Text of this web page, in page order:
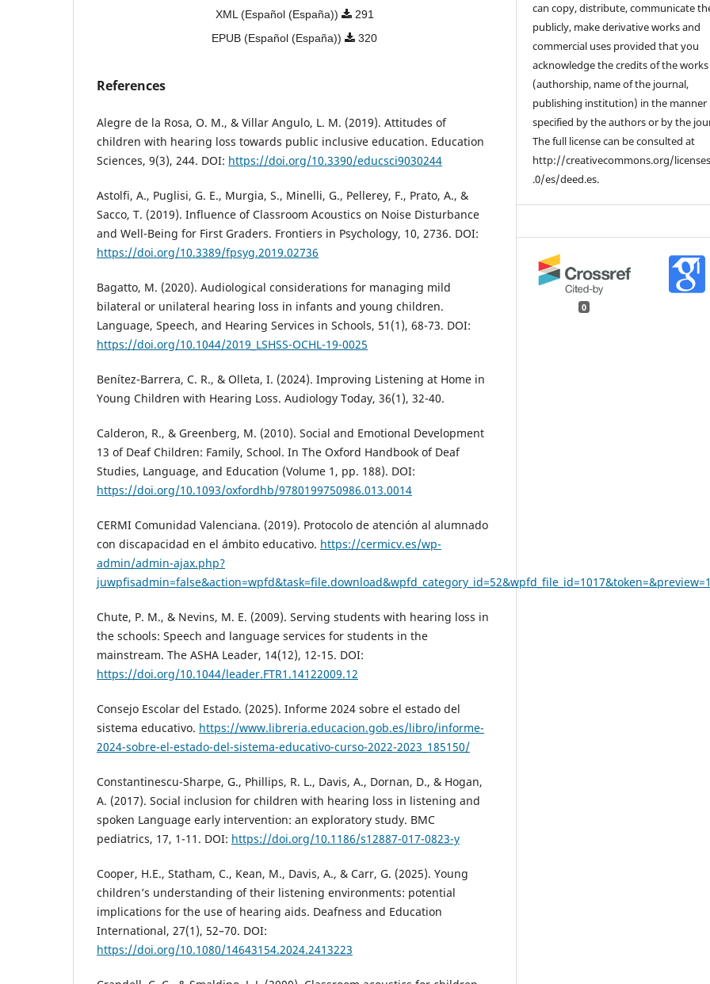
XML (Español (España))
291
EPUB (Español (España))
320
References
Alegre de la Rosa, O. M., & Villar Angulo, L. M. (2019). Attitudes of
children with hearing loss towards public inclusive education. Education
Sciences, 9(3), 244. DOI: https://doi.org/10.3390/educsci9030244
Astolfi, A., Puglisi, G. E., Murgia, S., Minelli, G., Pellerey, F., Prato, A., &
Sacco, T. (2019). Influence of Classroom Acoustics on Noise Disturbance
and Well-Being for First Graders. Frontiers in Psychology, 10, 2736. DOI:
https://doi.org/10.3389/fpsyg.2019.02736
Bagatto, M. (2020). Audiological considerations for managing mild
bilateral or unilateral hearing loss in infants and young children.
Language, Speech, and Hearing Services in Schools, 51(1), 68-73. DOI:
https://doi.org/10.1044/2019_LSHSS-OCHL-19-0025
Benítez-Barrera, C. R., & Olleta, I. (2024). Improving Listening at Home in
Young Children with Hearing Loss. Audiology Today, 36(1), 32-40.
Calderon, R., & Greenberg, M. (2010). Social and Emotional Development
13 of Deaf Children: Family, School. In The Oxford Handbook of Deaf
Studies, Language, and Education (Volume 1, pp. 188). DOI:
https://doi.org/10.1093/oxfordhb/9780199750986.013.0014
CERMI Comunidad Valenciana. (2019). Protocolo de atención al alumnado
con discapacidad en el ámbito educativo. https://cermicv.es/wp-
admin/admin-ajax.php?
juwpfisadmin=false&action=wpfd&task=file.download&wpfd_category_id=52&wpfd_file_id=1017&token=&preview=1
Chute, P. M., & Nevins, M. E. (2009). Serving students with hearing loss in
the schools: Speech and language services for students in the
mainstream. The ASHA Leader, 14(12), 12-15. DOI:
https://doi.org/10.1044/leader.FTR1.14122009.12
Consejo Escolar del Estado. (2025). Informe 2024 sobre el estado del
sistema educativo. https://www.libreria.educacion.gob.es/libro/informe-
2024-sobre-el-estado-del-sistema-educativo-curso-2022-2023_185150/
Constantinescu-Sharpe, G., Phillips, R. L., Davis, A., Dornan, D., & Hogan,
A. (2017). Social inclusion for children with hearing loss in listening and
spoken Language early intervention: an exploratory study. BMC
pediatrics, 17, 1-11. DOI: https://doi.org/10.1186/s12887-017-0823-y
Cooper, H.E., Statham, C., Kean, M., Davis, A., & Carr, G. (2025). Young
children’s understanding of their listening environments: potential
implications for the use of hearing aids. Deafness and Education
International, 27(1), 52–70. DOI:
https://doi.org/10.1080/14643154.2024.2413223
can copy, distribute, communicate
publicly, make derivative works and
commercial uses provided that you
acknowledge the credits of the works
(authorship, name of the journal,
publishing institution) in the manner
specified by the authors or by the
The full license can be consulted at
http://creativecommons.org/
.0/es/deed.es.
0